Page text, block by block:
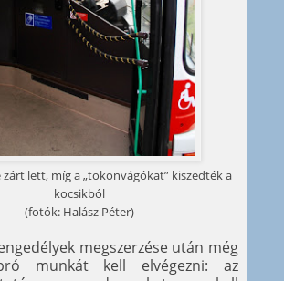
lett, míg a „tökönvágókat” kiszedték a
kocsikból
(fotók: Halász Péter)
megszerzése után még
munkát kell elvégezni: az